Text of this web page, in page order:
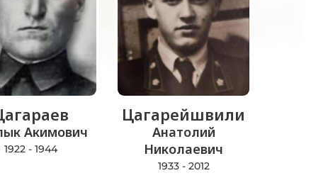
Акимович
1922 - 1944
Цагарейшвили
Анатолий
Николаевич
1933 - 2012